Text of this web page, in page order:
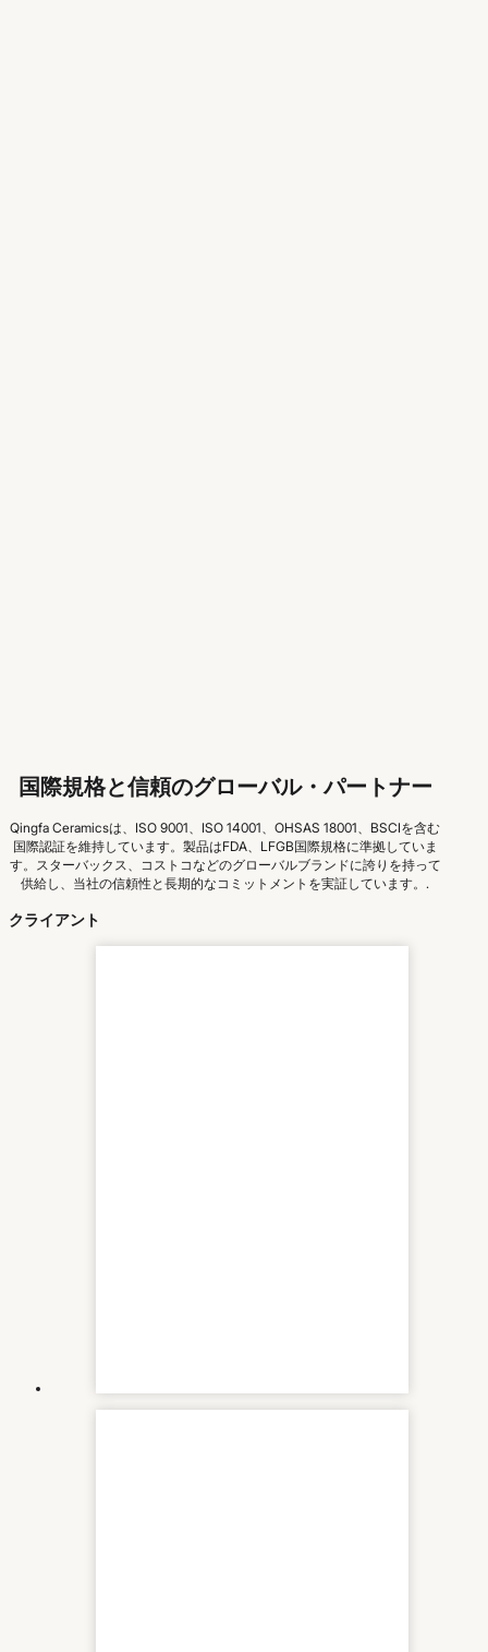
国際規格と信頼のグローバル・パートナー
Qingfa Ceramicsは、ISO 9001、ISO 14001、OHSAS 18001、BSCIを含む
国際認証を維持しています。製品はFDA、LFGB国際規格に準拠していま
す。スターバックス、コストコなどのグローバルブランドに誇りを持って
供給し、当社の信頼性と長期的なコミットメントを実証しています。.
クライアント